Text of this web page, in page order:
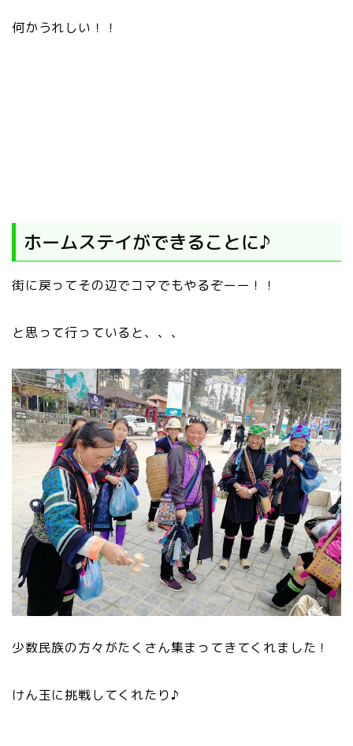
何かうれしい！！
ホームステイができることに♪
街に戻ってその辺でコマでもやるぞーー！！
と思って行っていると、、、
少数民族の方々がたくさん集まってきてくれました！
けん玉に挑戦してくれたり♪